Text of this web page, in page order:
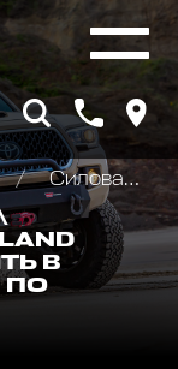
Силовая защита днища для внедорожников
В
ПО